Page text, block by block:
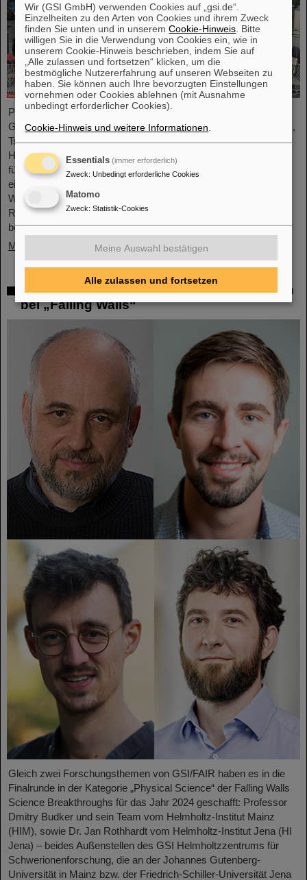
Professor Joachim Stroth (GSI und Institut für Kernphysik,
Goethe-Universität) und Dr. Pavel Tlusty (Institut für Kernphysik,
Tschechische Akademie der Wissenschaften) wurden als
HADES-Kollaborationssprecher und stellvertretender Sprecher
für die nächste Amtszeit von drei Jahren gewählt. HADES ist
eine internationale Kollaboration, an der fast 150
Wissenschaftler*innen aus Deutschland, der Tschechischen
Republik, Polen, Frankreich, Schweden, Portugal und Zypern
beteiligt sind.
Mehr »
Zwei GSI/FAIR-Themen unter den Finalisten
bei „Falling Walls“
Gleich zwei Forschungsthemen von GSI/FAIR haben es in die
Finalrunde in der Kategorie „Physical Science“ der Falling Walls
Science Breakthroughs für das Jahr 2024 geschafft: Professor
Dmitry Budker und sein Team vom Helmholtz-Institut Mainz
(HIM), sowie Dr. Jan Rothhardt vom Helmholtz-Institut Jena (HI
Jena) – beides Außenstellen des GSI Helmholtzzentrums für
Schwerionenforschung, die an der Johannes Gutenberg-
Universität in Mainz bzw. der Friedrich-Schiller-Universität Jena
Wir (GSI GmbH) verwenden Cookies auf „gsi.de“.
Einzelheiten zu den Arten von Cookies und ihrem Zweck
finden Sie unten und in unseremCookie-Hinweis . Bitte
willigen Sie in die Verwendung von Cookies ein, wie in
unserem Cookie-Hinweis beschrieben, indem Sie auf
„Alle zulassen und fortsetzen“ klicken, um die
bestmögliche Nutzererfahrung auf unseren Webseiten zu
haben. Sie können auch Ihre bevorzugten Einstellungen
vornehmen oder Cookies ablehnen (mit Ausnahme
unbedingt erforderlicher Cookies).
Cookie-Hinweis und weitere Informationen
Essentials (immer erforderlich)
Zweck: Unbedingt erforderliche Cookies
Matomo
Zweck: Statistik-Cookies
Meine Auswahl bestätigen
Alle zulassen und fortsetzen